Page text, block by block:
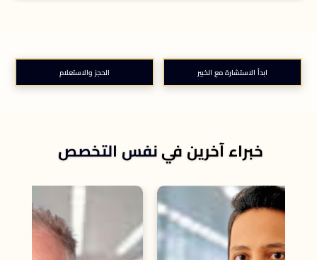
ابدأ الاستشارة مع الخبير الحجز والاستعلام
خبراء آخرين في نفس التخصص